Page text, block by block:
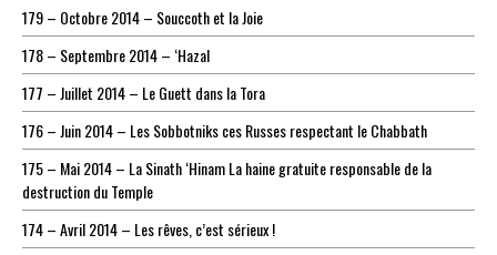
179 – Octobre 2014 – Souccoth et la Joie
178 – Septembre 2014 – ‘Hazal
177 – Juillet 2014 – Le Guett dans la Tora
176 – Juin 2014 – Les Sobbotniks ces Russes respectant le Chabbath
175 – Mai 2014 – La Sinath ‘Hinam La haine gratuite responsable de la
destruction du Temple
174 – Avril 2014 – Les rêves, c’est sérieux !